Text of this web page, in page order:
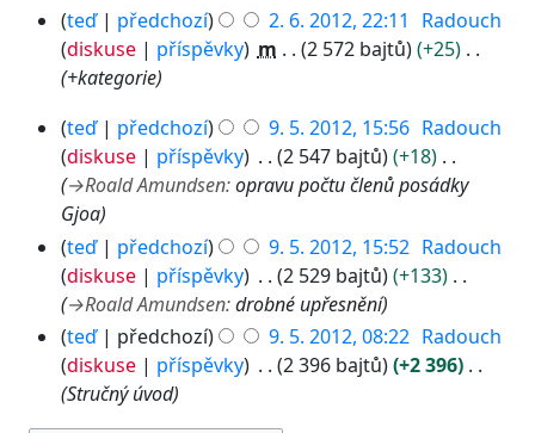
22
2
teď předchozí 2. 6. 2012, 22:11
Radouch
diskuse
příspěvky m 2 572 bajtů
+25
+kategorie
9
0
teď předchozí 9. 5. 2012, 15:56 Radouch
diskuse
příspěvky 2 547 bajtů
+18
→Roald Amundsen:opravu počtu členů posádky
Gjoa
teď
předchozí 9. 5. 2012, 15:52 Radouch
diskuse
příspěvky 2 529 bajtů
+133
→Roald Amundsen:drobné upřesnění
teď
předchozí 9. 5. 2012, 08:22 Radouch
diskuse
příspěvky 2 396 bajtů
+2 396
Stručný úvod